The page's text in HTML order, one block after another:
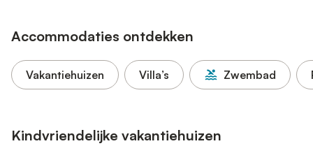
Accommodaties ontdekken
Vakantiehuizen Villa’s Zwembad
Kindvriendelijke vakantiehuizen